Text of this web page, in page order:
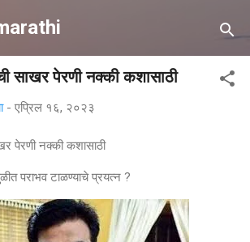
मुख्य सामग्रीवर वगळा
साखर पेरणी नक्की कशासाठी
- एप्रिल १६, २०२३
पेरणी नक्की कशासाठी
पराभव टाळण्याचे प्रयत्न ?